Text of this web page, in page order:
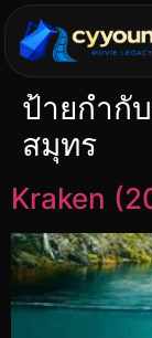
ป้ายกำกั
สมุทร
Kraken